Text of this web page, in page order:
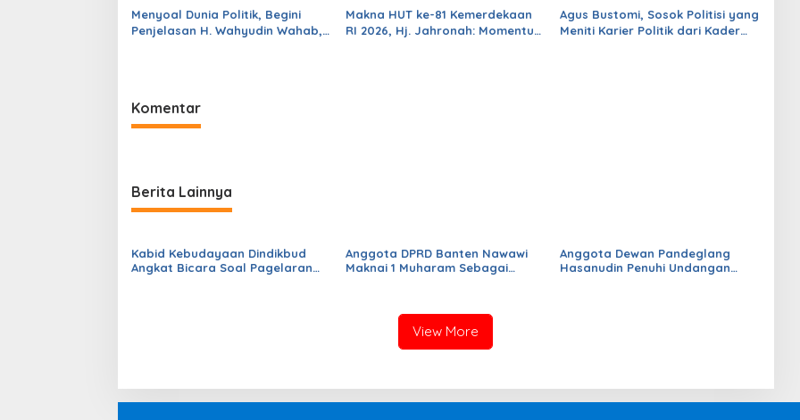
Menyoal Dunia Politik, Begini
Penjelasan H. Wahyudin Wahab,
Makna HUT ke-81 Kemerdekaan
RI 2026, Hj. Jahronah: Momentum
Agus Bustomi, Sosok Politisi yang
Meniti Karier Politik dari Kader
Komentar
Berita Lainnya
Kabid Kebudayaan Dindikbud
Angkat Bicara Soal Pagelaran
Anggota DPRD Banten Nawawi
Maknai 1 Muharam Sebagai
Anggota Dewan Pandeglang
Hasanudin Penuhi Undangan
View More